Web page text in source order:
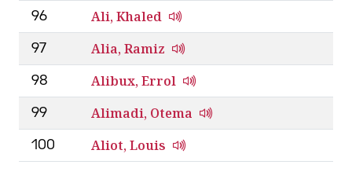
96 Ali, Khaled
97 Alia, Ramiz
98 Alibux, Errol
99 Alimadi, Otema
100 Aliot, Louis